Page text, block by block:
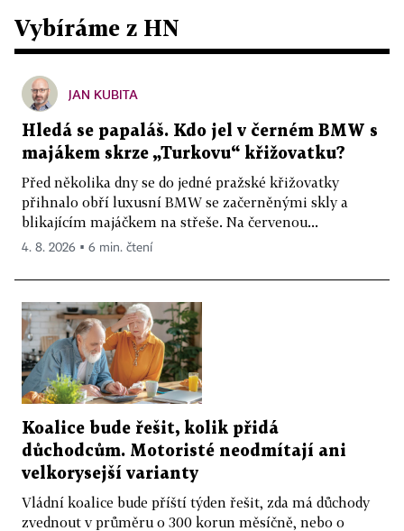
Vybíráme z HN
JAN KUBITA
Hledá se papaláš. Kdo jel v černém BMW s
majákem skrze „Turkovu“ křižovatku?
Před několika dny se do jedné pražské křižovatky
přihnalo obří luxusní BMW se začerněnými skly a
blikajícím majáčkem na střeše. Na červenou...
4. 8. 2026 ▪ 6 min. čtení
Koalice bude řešit, kolik přidá
důchodcům. Motoristé neodmítají ani
velkorysejší varianty
Vládní koalice bude příští týden řešit, zda má důchody
zvednout v průměru o 300 korun měsíčně, nebo o